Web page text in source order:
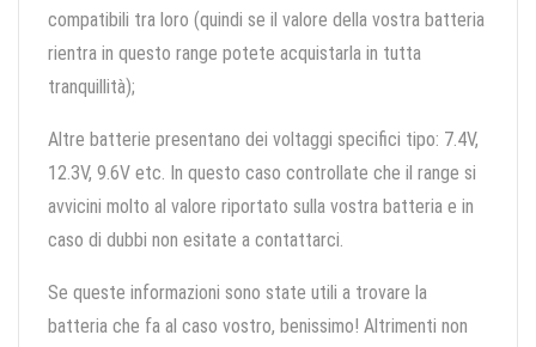
compatibili tra loro (quindi se il valore della vostra batteria
rientra in questo range potete acquistarla in tutta
tranquillità);
Altre batterie presentano dei voltaggi specifici tipo: 7.4V,
12.3V, 9.6V etc. In questo caso controllate che il range si
avvicini molto al valore riportato sulla vostra batteria e in
caso di dubbi non esitate a contattarci.
Se queste informazioni sono state utili a trovare la
batteria che fa al caso vostro, benissimo! Altrimenti non